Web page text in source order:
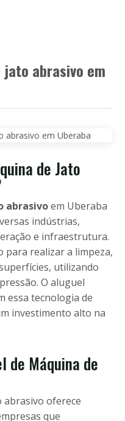
abrasivo em
de Jato
abrasivoem Uberaba
indústrias,
e infraestrutura.
para realizar a limpeza,
utilizando
O aluguel
essa tecnologia de
investimento alto na
de Máquina de
abrasivo oferece
que